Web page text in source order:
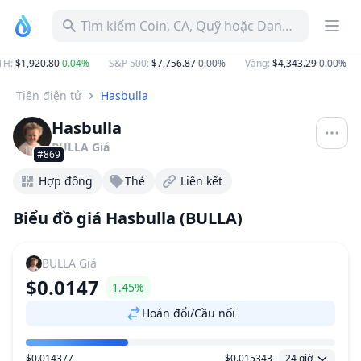
Tìm kiếm Coin, CA, Quỹ hoặc Danh mục
:$1,920.800.04% S&P 500:$7,756.870.00% Vàng:$4,343.290.00%
Tiền điện tử Hasbulla
#869
Hasbulla
BULLA Giá
Hợp đồng Thẻ Liên kết
Biểu đồ giá Hasbulla (BULLA)
BULLA Giá
$0.0147
1.45%
Hoán đổi/Cầu nối
$0.014377 $0.015343 24 giờ